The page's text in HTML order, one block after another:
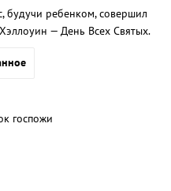
будучи ребенком, совершил
— День Всех Святых.